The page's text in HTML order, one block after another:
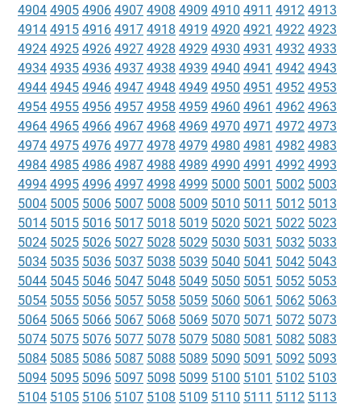
4904 4905 4906 4907 4908 4909 4910 4911 4912 4913
4914 4915 4916 4917 4918 4919 4920 4921 4922 4923
4924 4925 4926 4927 4928 4929 4930 4931 4932 4933
4934 4935 4936 4937 4938 4939 4940 4941 4942 4943
4944 4945 4946 4947 4948 4949 4950 4951 4952 4953
4954 4955 4956 4957 4958 4959 4960 4961 4962 4963
4964 4965 4966 4967 4968 4969 4970 4971 4972 4973
4974 4975 4976 4977 4978 4979 4980 4981 4982 4983
4984 4985 4986 4987 4988 4989 4990 4991 4992 4993
4994 4995 4996 4997 4998 4999 5000 5001 5002 5003
5004 5005 5006 5007 5008 5009 5010 5011 5012 5013
5014 5015 5016 5017 5018 5019 5020 5021 5022 5023
5024 5025 5026 5027 5028 5029 5030 5031 5032 5033
5034 5035 5036 5037 5038 5039 5040 5041 5042 5043
5044 5045 5046 5047 5048 5049 5050 5051 5052 5053
5054 5055 5056 5057 5058 5059 5060 5061 5062 5063
5064 5065 5066 5067 5068 5069 5070 5071 5072 5073
5074 5075 5076 5077 5078 5079 5080 5081 5082 5083
5084 5085 5086 5087 5088 5089 5090 5091 5092 5093
5094 5095 5096 5097 5098 5099 5100 5101 5102 5103
5104 5105 5106 5107 5108 5109 5110 5111 5112 5113